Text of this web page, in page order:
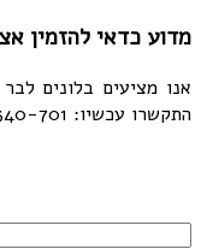
מדוע כדאי להזמין
אנו מציעים בלונים
התקשרו עכשיו: 072-3340-701 או לחילופין השאירו את פרטיכם ונחזור אליכם עם הצעה אטרקטיבית!